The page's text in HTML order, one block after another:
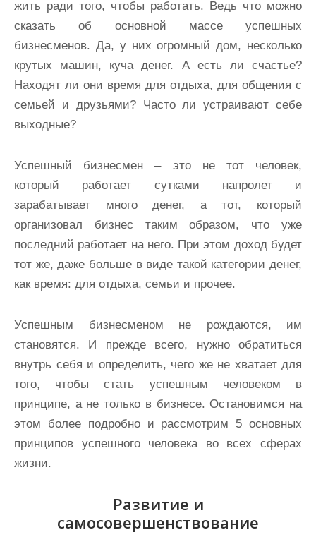
жить ради того, чтобы работать. Ведь что можно
сказать об основной массе успешных
бизнесменов. Да, у них огромный дом, несколько
крутых машин, куча денег. А есть ли счастье?
Находят ли они время для отдыха, для общения с
семьей и друзьями? Часто ли устраивают себе
выходные?
Успешный бизнесмен – это не тот человек,
который работает сутками напролет и
зарабатывает много денег, а тот, который
организовал бизнес таким образом, что уже
последний работает на него. При этом доход будет
тот же, даже больше в виде такой категории денег,
как время: для отдыха, семьи и прочее.
Успешным бизнесменом не рождаются, им
становятся. И прежде всего, нужно обратиться
внутрь себя и определить, чего же не хватает для
того, чтобы стать успешным человеком в
принципе, а не только в бизнесе. Остановимся на
этом более подробно и рассмотрим 5 основных
принципов успешного человека во всех сферах
жизни.
Развитие и
самосовершенствование